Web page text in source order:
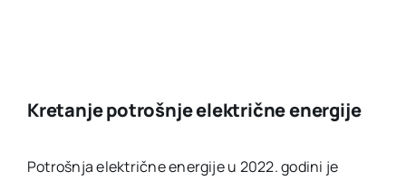
Kretanje potrošnje električne energije
Potrošnja električne energije u 2022. godini je